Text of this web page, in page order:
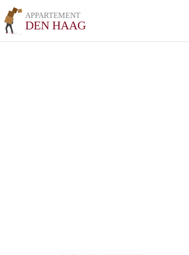
APPARTEMENT
DEN HAAG